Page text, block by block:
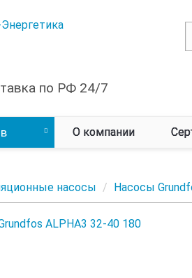
по РФ 24/7
О компании
насосы Насосы